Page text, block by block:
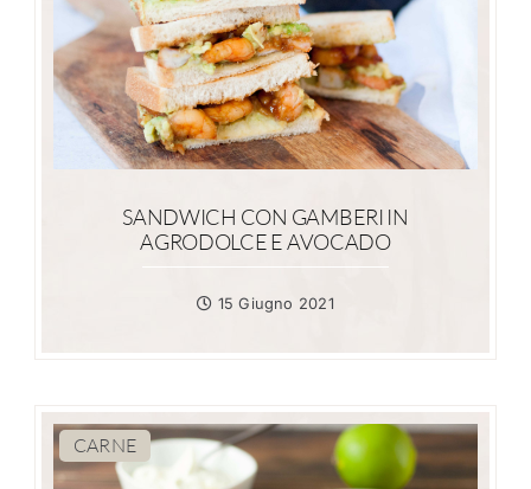
SANDWICH CON GAMBERI IN
AGRODOLCE E AVOCADO
15 Giugno 2021
CARNE